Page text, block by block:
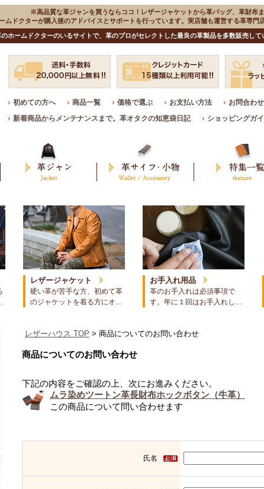
※高品質な革ジャンを買うならココ！レザージャケットから革バッグ、革財布
ムドクターが購入後のアドバイスとサポートを行っています。実店舗も運営する革専門
のホームドクターのいるサイトで、革のプロがセレクトした最良の革製品を多数販売し
初めての方へ 商品一覧 価格で選ぶ お支払い方法 お問合わせ
新着商品からメンテナンスまで。革オタクの知恵袋日記
ショッピングガ
レザージャケット
硬い革が苦手な方、初めて革
のジャケットを着る方にオ…
お手入れ用品
革のお手入れは必須事項で
す。年に１回はお手入れし…
レザーハウス TOP > 商品についてのお問い合わせ
商品についてのお問い合わせ
下記の内容をご確認の上、次にお進みください。
ムラ染めツートン革長財布ホックボタン（牛革）
この商品について問い合わせます
氏名